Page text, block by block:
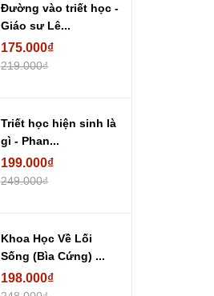
Đường vào triết học -
Giáo sư Lê...
175.000₫
219.000₫
Triết học hiện sinh là
gì - Phan...
199.000₫
249.000₫
Khoa Học Về Lối
Sống (Bìa Cứng) ...
198.000₫